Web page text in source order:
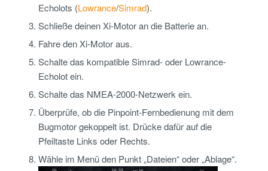
Echolots (Lowrance/Simrad).
Schließe deinen Xi-Motor an die Batterie an.
Fahre den Xi-Motor aus.
Schalte das kompatible Simrad- oder Lowrance-
Echolot ein.
Schalte das NMEA-2000-Netzwerk ein.
Überprüfe, ob die Pinpoint-Fernbedienung mit dem
Bugmotor gekoppelt ist. Drücke dafür auf die
Pfeiltaste Links oder Rechts.
Wähle im Menü den Punkt „Dateien“ oder „Ablage“.